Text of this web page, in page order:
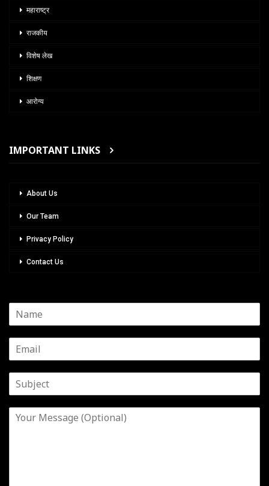
महाराष्ट्र
राजकीय
विशेष लेख
शिक्षण
आरोग्य
IMPORTANT LINKS
About Us
Our Team
Privacy Policy
Contact Us